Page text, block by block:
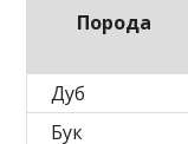
Порода
Дуб
Бук